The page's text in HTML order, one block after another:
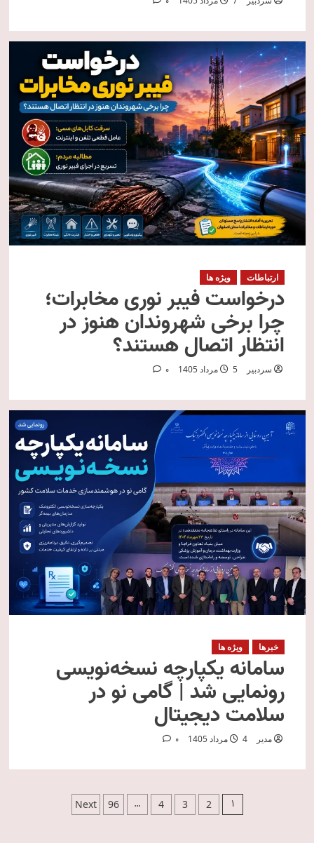
ارتباطات ویژه ها
درخواست فیبر نوری مخابرات؛
چرا برخی شهروندان هنوز در
انتظار اتصال هستند؟
سردبیر 5 مرداد 1405 0
خبرها ویژه ها
سامانه یکپارچه نسخه‌نویسی
رونمایی شد | گامی نو در
سلامت دیجیتال
مدیر 4 مرداد 1405 0
صفحه‌بندی
1
2
3
4
…
96
Next